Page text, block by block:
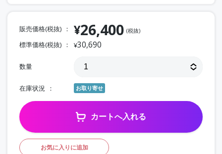
販売価格(税抜) ¥26,400 (税抜)
標準価格(税抜) ¥30,690
数量
在庫状況 お取り寄せ
カートへ入れる
お気に入りに追加